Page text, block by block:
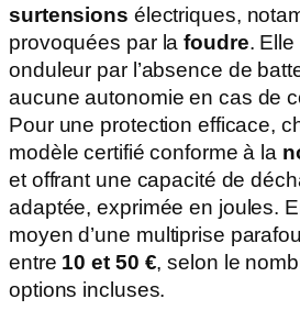
surtensions électriques,
provoquées par lafoudre. Elle
onduleur par l’absence de
aucune autonomie en cas de
Pour une protection efficace,
modèle certifié conforme à la
et offrant une capacité de
adaptée, exprimée en joules.
moyen d’une multiprise
entre 10 et 50 €, selon le
options incluses.